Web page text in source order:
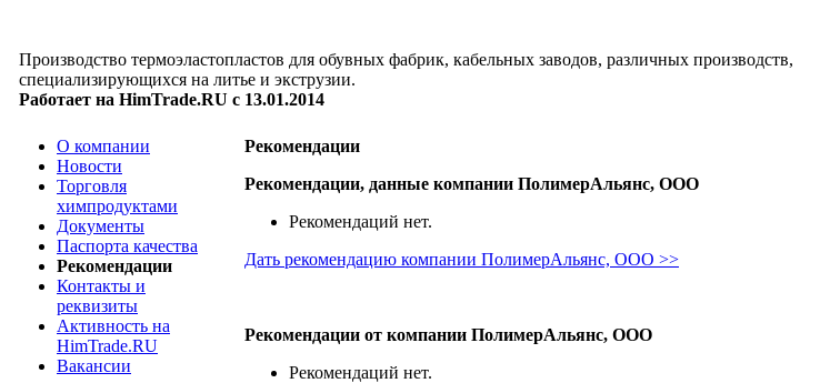
Производство термоэластопластов для обувных фабрик, кабельных заводов, различных производств,
специализирующихся на литье и экструзии.
Работает на HimTrade.RU с 13.01.2014
О компании
Новости
Торговля
химпродуктами
Документы
Паспорта качества
Рекомендации
Контакты и
реквизиты
Активность на
HimTrade.RU
Вакансии
Рекомендации
Рекомендации, данные компании ПолимерАльянс, ООО
Рекомендаций нет.
Дать рекомендацию компании ПолимерАльянс, ООО >>
Рекомендации от компании ПолимерАльянс, ООО
Рекомендаций нет.